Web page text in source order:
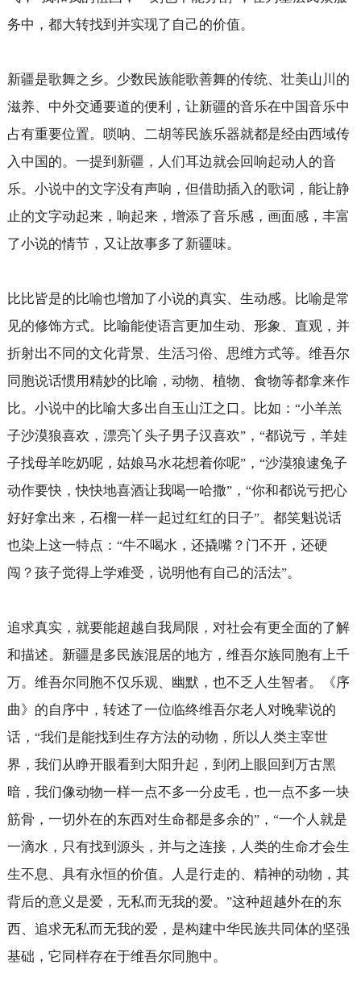
务中，都大转找到并实现了自己的价值。
新疆是歌舞之乡。少数民族能歌善舞的传统、壮美山川的
滋养、中外交通要道的便利，让新疆的音乐在中国音乐中
占有重要位置。唢呐、二胡等民族乐器就都是经由西域传
入中国的。一提到新疆，人们耳边就会回响起动人的音
乐。小说中的文字没有声响，但借助插入的歌词，能让静
止的文字动起来，响起来，增添了音乐感，画面感，丰富
了小说的情节，又让故事多了新疆味。
比比皆是的比喻也增加了小说的真实、生动感。比喻是常
见的修饰方式。比喻能使语言更加生动、形象、直观，并
折射出不同的文化背景、生活习俗、思维方式等。维吾尔
同胞说话惯用精妙的比喻，动物、植物、食物等都拿来作
比。小说中的比喻大多出自玉山江之口。比如： “小羊羔
子沙漠狼喜欢，漂亮丫头子男子汉喜欢”， “都说亏，羊娃
子找母羊吃奶呢，姑娘马水花想着你呢”， “沙漠狼逮兔子
动作要快，快快地喜酒让我喝一哈撒”， “你和都说亏把心
好好拿出来，石榴一样一起过红红的日子”。都笑魁说话
也染上这一特点： “牛不喝水，还撬嘴？门不开，还硬
闯？孩子觉得上学难受，说明他有自己的活法”。
追求真实，就要能超越自我局限，对社会有更全面的了解
和描述。新疆是多民族混居的地方，维吾尔族同胞有上千
万。维吾尔同胞不仅乐观、幽默，也不乏人生智者。《序
曲》的自序中，转述了一位临终维吾尔老人对晚辈说的
话， “我们是能找到生存方法的动物，所以人类主宰世
界，我们从睁开眼看到大阳升起，到闭上眼回到万古黑
暗，我们像动物一样一点不多一分皮毛，也一点不多一块
筋骨，一切外在的东西对生命都是多余的”， “一个人就是
一滴水，只有找到源头，并与之连接，人类的生命才会生
生不息、具有永恒的价值。人是行走的、精神的动物，其
背后的意义是爱，无私而无我的爱。 ”这种超越外在的东
西、追求无私而无我的爱，是构建中华民族共同体的坚强
基础，它同样存在于维吾尔同胞中。